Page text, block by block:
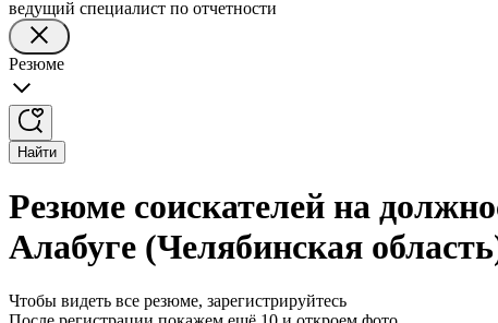
ведущий специалист по отчетности
Резюме
Найти
Резюме соискателей на
Алабуге (Челябинская
Чтобы видеть все резюме, зарегистрируйтесь